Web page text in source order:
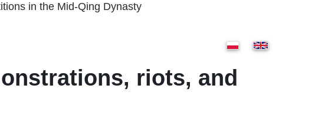
in the Mid-Qing Dynasty
riots, and